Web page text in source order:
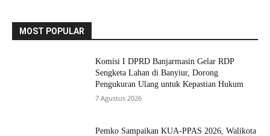
MOST POPULAR
Komisi I DPRD Banjarmasin Gelar RDP
Sengketa Lahan di Banyiur, Dorong
Pengukuran Ulang untuk Kepastian Hukum
7 Agustus 2026
Pemko Sampaikan KUA-PPAS 2026, Walikota